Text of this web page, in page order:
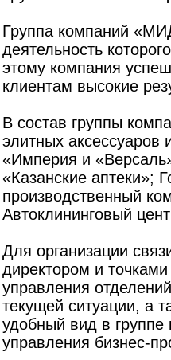
Группа компаний
деятельность
этому компания
клиентам высокие
В состав группы
элитных
«Империя и
«Казанские аптеки»;
производственный
Автоклининговый
Для организации
директором и
управления
текущей ситуации, а
удобный вид в
управления бизнес-